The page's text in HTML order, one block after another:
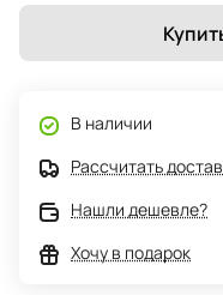
В наличии
Рассчитать
Нашли дешевле?
Хочу в подарок